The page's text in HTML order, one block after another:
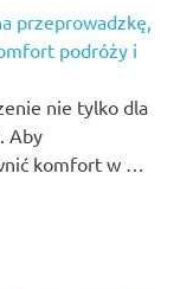
przeprowadzkę,
podróży i
nie tylko dla
Aby
komfort w …